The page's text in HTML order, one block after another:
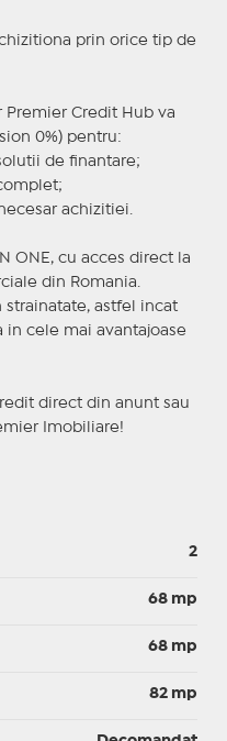
prin orice tip de
Premier Credit Hub va
0%) pentru:
de finantare;
achizitiei.
ONE, cu acces direct la
din Romania.
astfel incat
in cele mai avantajoase
direct din anunt sau
Imobiliare!
2
68 mp
68 mp
82 mp